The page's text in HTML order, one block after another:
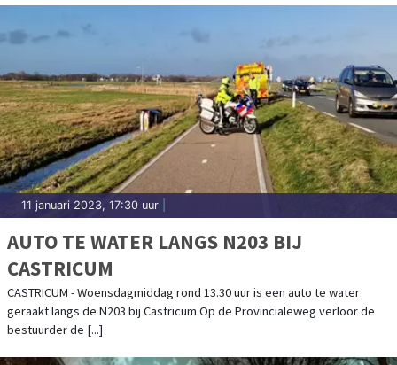
11 januari 2023, 17:30 uur
AUTO TE WATER LANGS N203 BIJ
CASTRICUM
CASTRICUM - Woensdagmiddag rond 13.30 uur is een auto te water
geraakt langs de N203 bij Castricum.Op de Provincialeweg verloor de
bestuurder de [...]